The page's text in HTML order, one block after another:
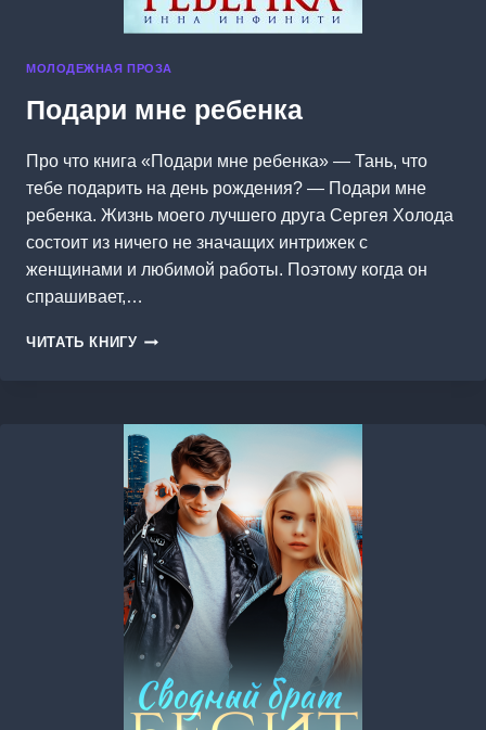
МОЛОДЕЖНАЯ ПРОЗА
Подари мне ребенка
Про что книга «Подари мне ребенка» — Тань, что
тебе подарить на день рождения? — Подари мне
ребенка. Жизнь моего лучшего друга Сергея Холода
состоит из ничего не значащих интрижек с
женщинами и любимой работы. Поэтому когда он
спрашивает,…
ЧИТАТЬ КНИГУ ПОДАРИ